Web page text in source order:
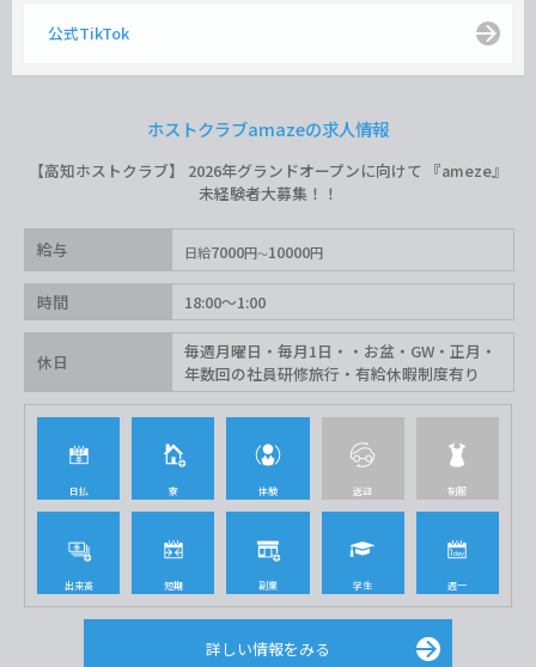
公式TikTok
ホストクラブamazeの求人情報
【高知ホストクラブ】 2026年グランドオープンに向けて 『ameze』
未経験者大募集！！
給与 日給7000円 10000円
時間 18:00〜1:00
休日
毎週月曜日・毎月1日・・お盆・GW・正月・
年数回の社員研修旅行・有給休暇制度有り
日払 寮 体験 送迎 制服
出来高 短期 副業 学生 週一
詳しい情報をみる